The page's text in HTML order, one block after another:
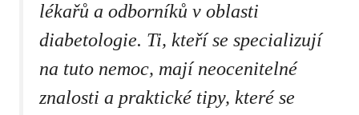
lékařů a odborníků v oblasti⁣
diabetologie. Ti, kteří⁤ se ⁣specializují
na ‌tuto nemoc,⁣ mají ‍neocenitelné
znalosti a praktické tipy, které se⁣